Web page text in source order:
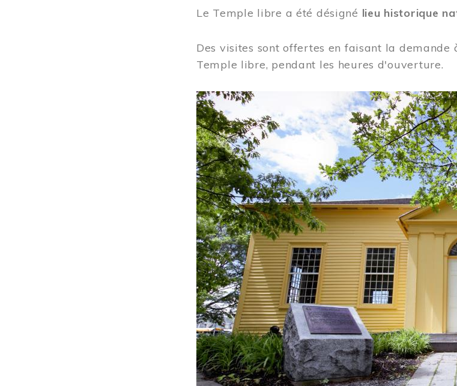
Le Temple libre a été désigné lieu historique
Des visites sont offertes en faisant la
Temple libre, pendant les heures d'ouverture.
Image